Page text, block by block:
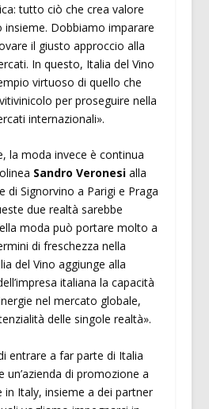
tutto ciò che crea valore
insieme. Dobbiamo imparare
il giusto approccio alla
In questo, Italia del Vino
virtuoso di quello che
per proseguire nella
internazionali».
la moda invece è continua
Sandro Veronesialla
di Signorvino a Parigi e Praga
due realtà sarebbe
moda può portare molto a
di freschezza nella
del Vino aggiunge alla
italiana la capacità
nel mercato globale,
delle singole realtà».
entrare a far parte di Italia
un’azienda di promozione a
in Italy, insieme a dei partner